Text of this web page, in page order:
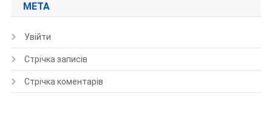
МЕТА
Увійти
Стрічка записів
Стрічка коментарів